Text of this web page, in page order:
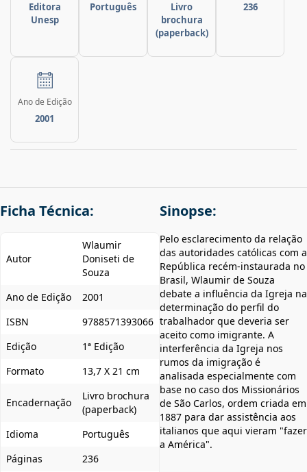
Editora
Unesp
Português
Livro
brochura
(paperback)
236
Ano de Edição
2001
Ficha Técnica:
Autor
Wlaumir
Doniseti de
Souza
Ano de Edição
2001
ISBN
9788571393066
Edição
1ª Edição
Formato
13,7 X 21 cm
Encadernação
Livro brochura
(paperback)
Idioma
Português
Páginas
236
Sinopse:
Pelo esclarecimento da relação
das autoridades católicas com a
República recém-instaurada no
Brasil, Wlaumir de Souza
debate a influência da Igreja na
determinação do perfil do
trabalhador que deveria ser
aceito como imigrante. A
interferência da Igreja nos
rumos da imigração é
analisada especialmente com
base no caso dos Missionários
de São Carlos, ordem criada em
1887 para dar assistência aos
italianos que aqui vieram "fazer
a América".